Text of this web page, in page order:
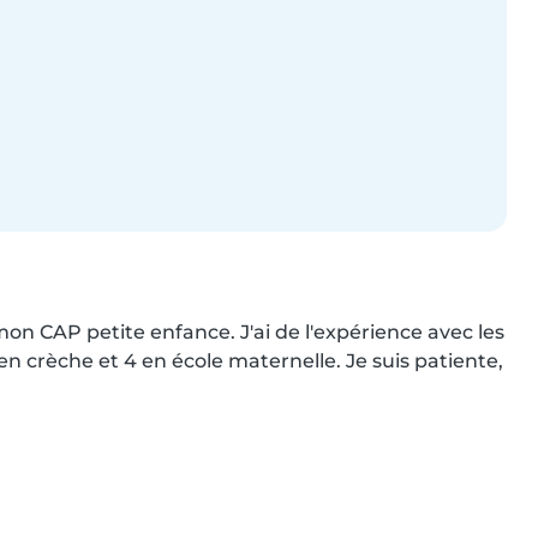
CAP petite enfance. J'ai de l'expérience avec les
crèche et 4 en école maternelle. Je suis patiente,